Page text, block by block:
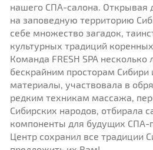
нашего СПА-салона. Открывая
на заповедную территорию
себе множество загадок,
культурных традиций
Команда FRESH SPA
бескрайним просторам Сибири
материалы, участвовала в
редким техникам массажа,
Сибирских народов, отбирала
компоненты для будущих СПА-
Центр сохранил все традиции